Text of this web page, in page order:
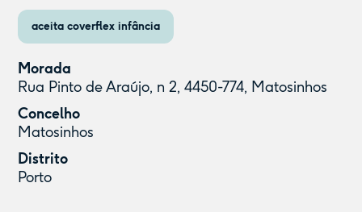
aceita coverflex infância
Morada
Rua Pinto de Araújo, n 2, 4450-774, Matosinhos
Concelho
Matosinhos
Distrito
Porto